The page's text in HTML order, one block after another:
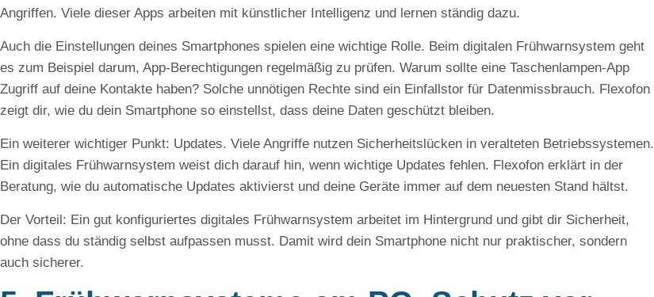
Angriffen. Viele dieser Apps arbeiten mit künstlicher Intelligenz und lernen ständig dazu.
Auch die Einstellungen deines Smartphones spielen eine wichtige Rolle. Beim digitalen Frühwarnsystem geht
es zum Beispiel darum, App-Berechtigungen regelmäßig zu prüfen. Warum sollte eine Taschenlampen-App
Zugriff auf deine Kontakte haben? Solche unnötigen Rechte sind ein Einfallstor für Datenmissbrauch. Flexofon
zeigt dir, wie du dein Smartphone so einstellst, dass deine Daten geschützt bleiben.
Ein weiterer wichtiger Punkt: Updates. Viele Angriffe nutzen Sicherheitslücken in veralteten Betriebssystemen.
Ein digitales Frühwarnsystem weist dich darauf hin, wenn wichtige Updates fehlen. Flexofon erklärt in der
Beratung, wie du automatische Updates aktivierst und deine Geräte immer auf dem neuesten Stand hältst.
Der Vorteil: Ein gut konfiguriertes digitales Frühwarnsystem arbeitet im Hintergrund und gibt dir Sicherheit,
ohne dass du ständig selbst aufpassen musst. Damit wird dein Smartphone nicht nur praktischer, sondern
auch sicherer.